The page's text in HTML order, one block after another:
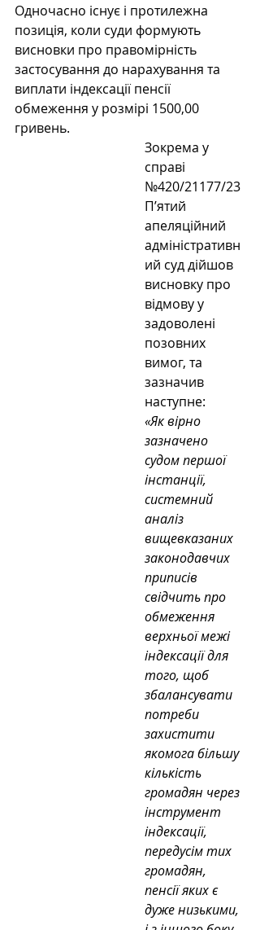
Одночасно існує і протилежна
позиція, коли суди формують
висновки про правомірність
застосування до нарахування та
виплати індексації пенсії
обмеження у розмірі 1500,00
гривень.
Зокрема у
справі
№420/21177/23
П’ятий
апеляційний
адміністративн
ий суд дійшов
висновку про
відмову у
задоволені
позовних
вимог, та
зазначив
наступне:
«Як вірно
зазначено
судом першої
інстанції,
системний
аналіз
вищевказаних
законодавчих
приписів
свідчить про
обмеження
верхньої межі
індексації для
того, щоб
збалансувати
потреби
захистити
якомога більшу
кількість
громадян через
інструмент
індексації,
передусім тих
громадян,
пенсії яких є
дуже низькими,